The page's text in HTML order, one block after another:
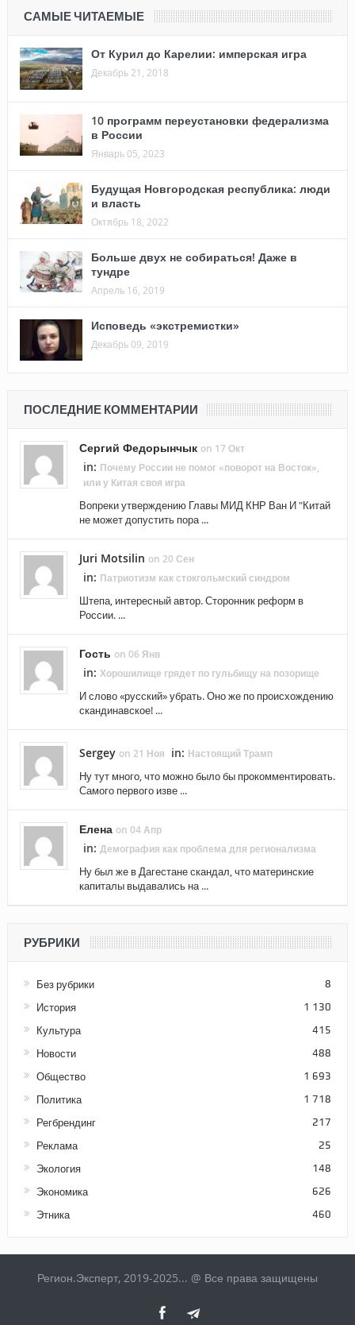
САМЫЕ ЧИТАЕМЫЕ
От Курил до Карелии: имперская игра
Декабрь 21, 2018
10 программ переустановки федерализма
в России
Январь 05, 2023
Будущая Новгородская республика: люди
и власть
Октябрь 18, 2022
Больше двух не собираться! Даже в
тундре
Апрель 16, 2019
Исповедь «экстремистки»
Декабрь 09, 2019
ПОСЛЕДНИЕ КОММЕНТАРИИ
Сергий Федорынчык on 17 Окт
in: Почему России не помог «поворот на Восток»,
или у Китая своя игра
Вопреки утверждению Главы МИД КНР Ван И "Китай
не может допустить пора ...
Juri Motsilin on 20 Сен
in: Патриотизм как стокгольмский синдром
Штепа, интересный автор. Сторонник реформ в
России. ...
Гость on 06 Янв
in: Хорошилище грядет по гульбищу на позорище
И слово «русский» убрать. Оно же по происхождению
скандинавское! ...
Sergey on 21 Ноя in: Настоящий Трамп
Ну тут много, что можно было бы прокомментировать.
Самого первого изве ...
Елена on 04 Апр
in: Демография как проблема для регионализма
Ну был же в Дагестане скандал, что материнские
капиталы выдавались на ...
РУБРИКИ
Без рубрики 8
История 1 130
Культура 415
Новости 488
Общество 1 693
Политика 1 718
Регбрендинг 217
Реклама 25
Экология 148
Экономика 626
Этника 460
Регион.Эксперт, 2019-2025... @ Все права защищены